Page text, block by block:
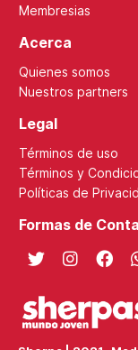
Membresias
Acerca
Quienes somos
Nuestros partners
Legal
Términos de uso
Términos y
Políticas de
Formas de